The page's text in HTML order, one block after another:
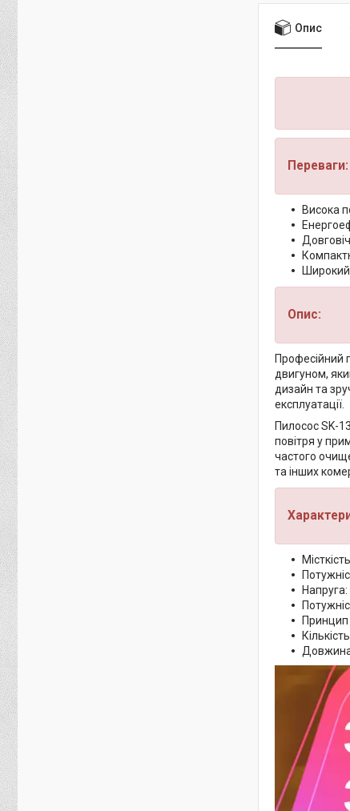
Опис
Переваги:
Висока
Широкий
Опис:
Професійний
двигуном,
дизайн та
експлуатації.
Пилосос SK-
повітря у
частого
та інших
Принцип